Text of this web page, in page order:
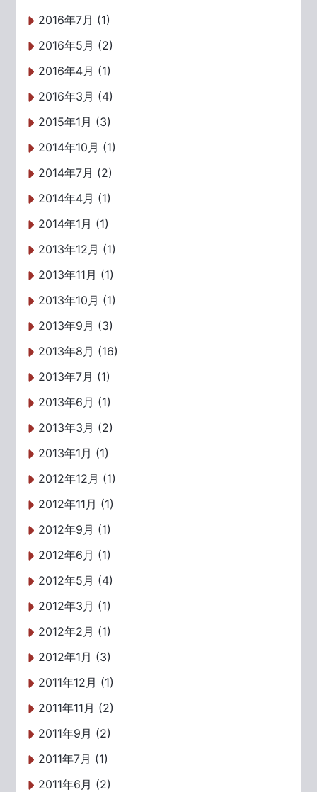
2016年7月 (1)
2016年5月 (2)
2016年4月 (1)
2016年3月 (4)
2015年1月 (3)
2014年10月 (1)
2014年7月 (2)
2014年4月 (1)
2014年1月 (1)
2013年12月 (1)
2013年11月 (1)
2013年10月 (1)
2013年9月 (3)
2013年8月 (16)
2013年7月 (1)
2013年6月 (1)
2013年3月 (2)
2013年1月 (1)
2012年12月 (1)
2012年11月 (1)
2012年9月 (1)
2012年6月 (1)
2012年5月 (4)
2012年3月 (1)
2012年2月 (1)
2012年1月 (3)
2011年12月 (1)
2011年11月 (2)
2011年9月 (2)
2011年7月 (1)
2011年6月 (2)